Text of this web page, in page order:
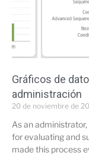
Gráficos de
administración
20 de noviembre de
As an
for evaluating and
made this process